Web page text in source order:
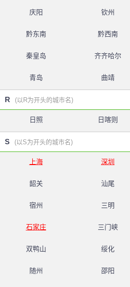
庆阳 钦州
黔东南 黔西南
秦皇岛 齐齐哈尔
青岛 曲靖
R (以R为开头的城市名)
日照 日喀则
S (以S为开头的城市名)
上海 深圳
韶关 汕尾
宿州 三明
石家庄 三门峡
双鸭山 绥化
随州 邵阳